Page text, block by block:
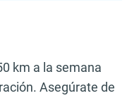
km a la semana
Asegúrate de